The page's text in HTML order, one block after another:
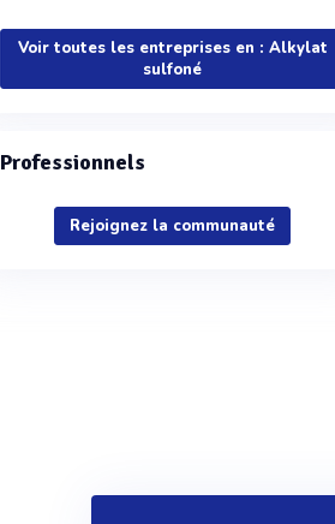
Voir toutes les entreprises en : Alkylat
sulfoné
Professionnels
Rejoignez la communauté